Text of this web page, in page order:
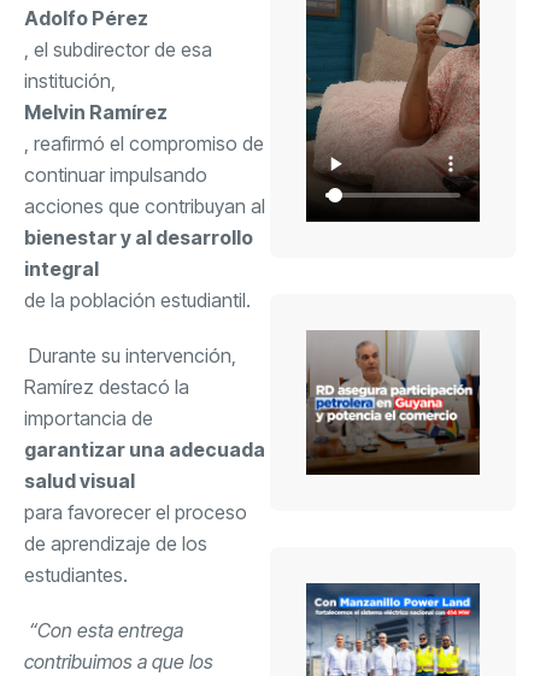
Adolfo Pérez
, el subdirector de esa
institución,
Melvin Ramírez
, reafirmó el compromiso de
continuar impulsando
acciones que contribuyan al
bienestar y al desarrollo
integral
de la población estudiantil.
Durante su intervención,
Ramírez destacó la
importancia de
garantizar una adecuada
salud visual
para favorecer el proceso
de aprendizaje de los
estudiantes.
“Con esta entrega
contribuimos a que los